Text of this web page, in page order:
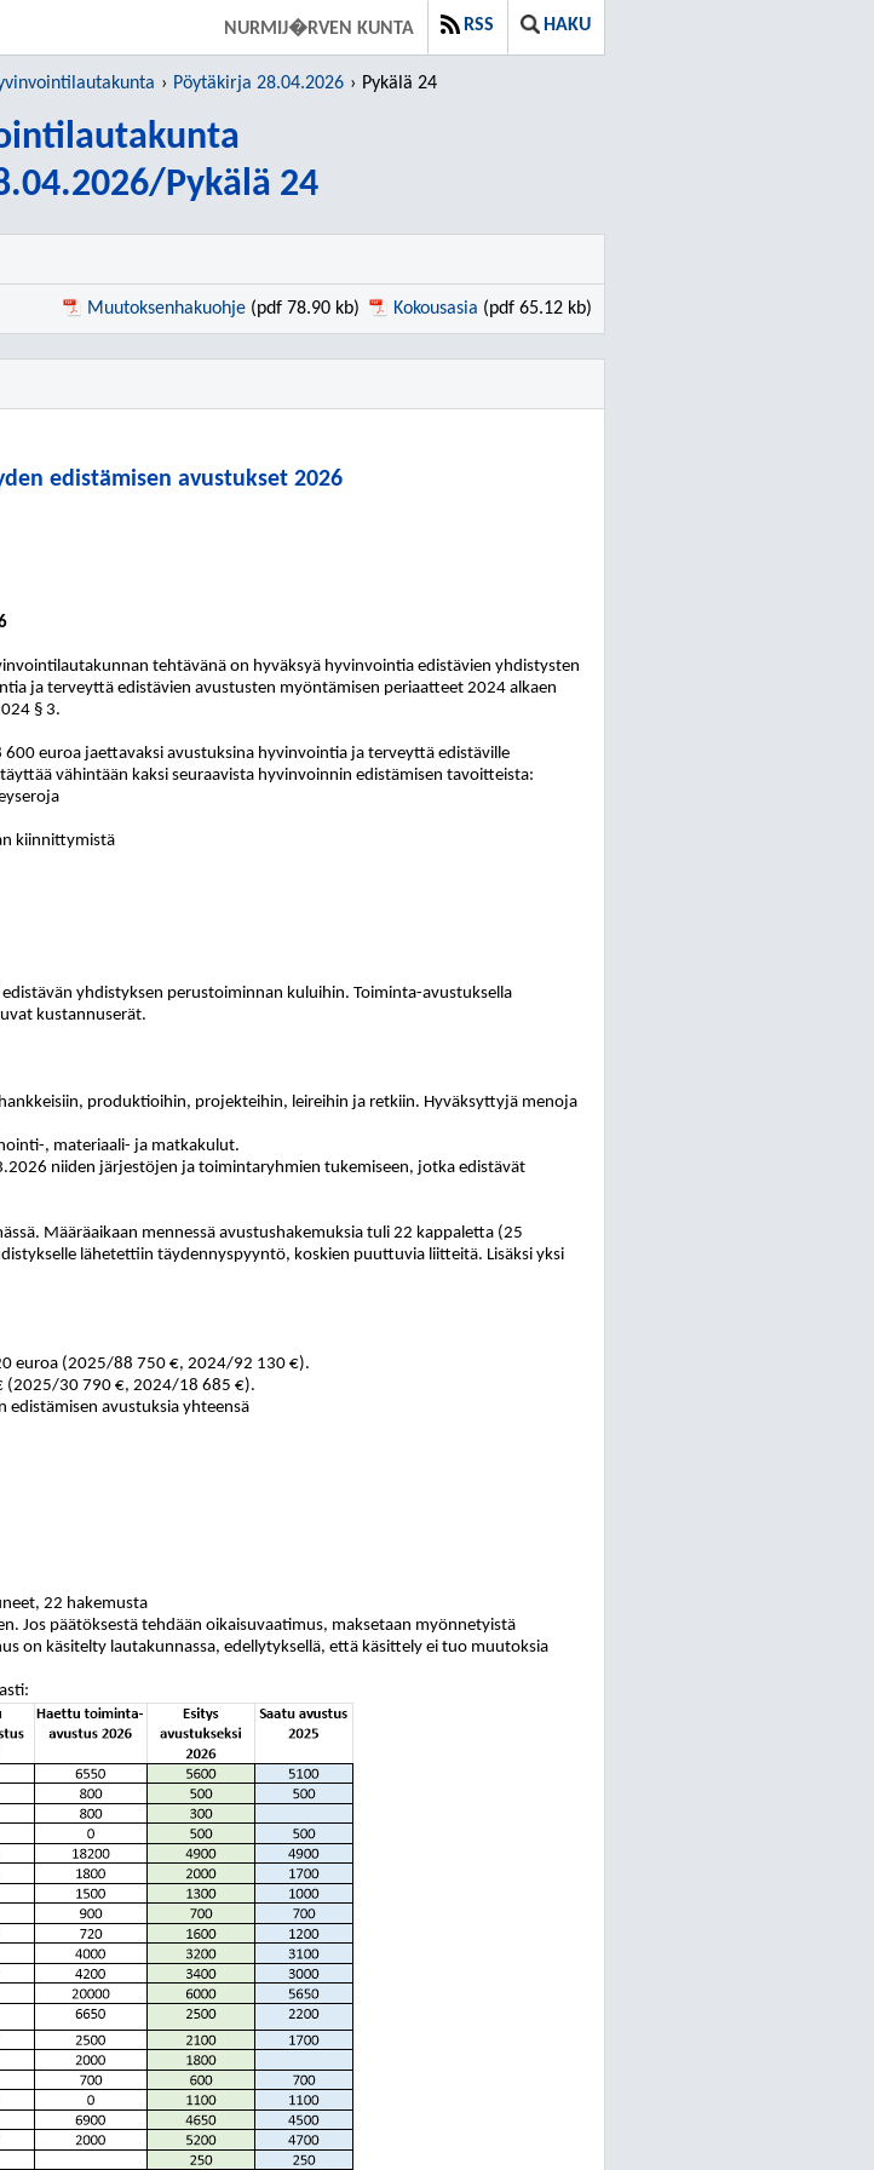
NURMIJ�RVEN KUNTA RSS HAKU
Pöytäkirja 28.04.2026 Pykälä 24
Pykälä 24
Muutoksenhakuohje (pdf 78.90 kb) Kokousasia (pdf 65.12 kb)
edistämisen avustukset 2026
tehtävänä on hyväksyä hyvinvointia edistävien yhdistysten
ja terveyttä edistävien avustusten myöntämisen periaatteet 2024 alkaen
§ 3.
euroa jaettavaksi avustuksina hyvinvointia ja terveyttä edistäville
vähintään kaksi seuraavista hyvinvoinnin edistämisen tavoitteista:
kiinnittymistä
yhdistyksen perustoiminnan kuluihin. Toiminta-avustuksella
kustannuserät.
produktioihin, projekteihin, leireihin ja retkiin. Hyväksyttyjä menoja
, materiaali- ja matkakulut.
niiden järjestöjen ja toimintaryhmien tukemiseen, jotka edistävät
Määräaikaan mennessä avustushakemuksia tuli 22 kappaletta (25
lähetettiin täydennyspyyntö, koskien puuttuvia liitteitä. Lisäksi yksi
euroa (2025/88 750 €, 2024/92 130 €).
(2025/30 790 €, 2024/18 685 €).
avustuksia yhteensä
22 hakemusta
Jos päätöksestä tehdään oikaisuvaatimus, maksetaan myönnetyistä
on käsitelty lautakunnassa, edellytyksellä, että käsittely ei tuo muutoksia